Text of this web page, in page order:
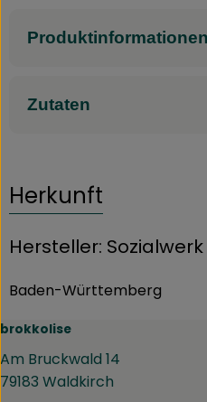
Produktinformationen
Zutaten
Herkunft
Hersteller:
Baden-Württemberg
brokkolise
Am Bruckwald 14
79183 Waldkirch